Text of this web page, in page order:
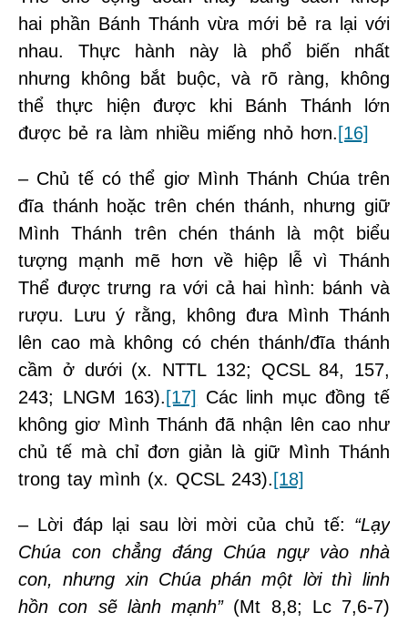
hai phần Bánh Thánh vừa mới bẻ ra lại với
nhau. Thực hành này là phổ biến nhất
nhưng không bắt buộc, và rõ ràng, không
thể thực hiện được khi Bánh Thánh lớn
được bẻ ra làm nhiều miếng nhỏ hơn. [16]
– Chủ tế có thể giơ Mình Thánh Chúa trên
đĩa thánh hoặc trên chén thánh, nhưng giữ
Mình Thánh trên chén thánh là một biểu
tượng mạnh mẽ hơn về hiệp lễ vì Thánh
Thể được trưng ra với cả hai hình: bánh và
rượu. Lưu ý rằng, không đưa Mình Thánh
lên cao mà không có chén thánh/đĩa thánh
cầm ở dưới (x. NTTL 132; QCSL 84, 157,
243; LNGM 163). [17]
Các linh mục đồng tế
không giơ Mình Thánh đã nhận lên cao như
chủ tế mà chỉ đơn giản là giữ Mình Thánh
trong tay mình (x. QCSL 243). [18]
– Lời đáp lại sau lời mời của chủ tế: “Lạy
Chúa con chẳng đáng Chúa ngự vào nhà
con, nhưng xin Chúa phán một lời thì linh
hồn con sẽ lành mạnh”(Mt 8,8; Lc 7,6-7)